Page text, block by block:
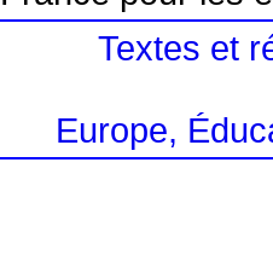
Textes et
Europe,